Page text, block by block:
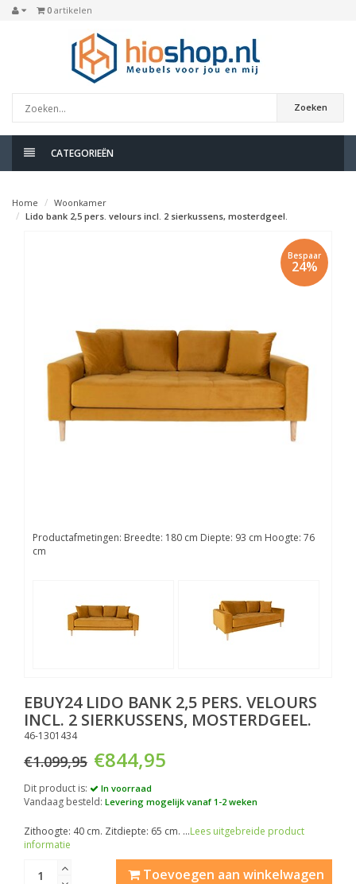
0 artikelen
Zoeken
CATEGORIEËN
Home
Woonkamer
Lido bank 2,5 pers. velours incl. 2 sierkussens, mosterdgeel.
Bespaar
24%
Productafmetingen: Breedte: 180 cm Diepte: 93 cm Hoogte: 76
cm
EBUY24 LIDO BANK 2,5 PERS. VELOURS
INCL. 2 SIERKUSSENS, MOSTERDGEEL.
46-1301434
€1.099,95 €844,95
Dit product is: In voorraad
Vandaag besteld: Levering mogelijk vanaf 1-2 weken
Zithoogte: 40 cm. Zitdiepte: 65 cm. ...Lees uitgebreide product
informatie
Toevoegen aan winkelwagen